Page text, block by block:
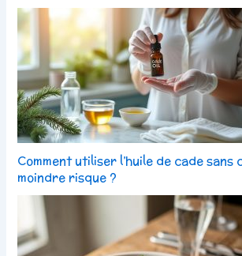
Comment utiliser l’huile de cade sans
moindre risque ?